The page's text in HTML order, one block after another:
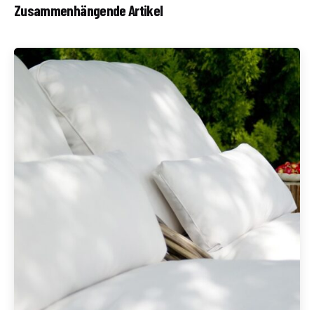
Zusammenhängende Artikel
Geschrieben von
Redaktion Immofragen Bezirk: Horn & Hollabrunn